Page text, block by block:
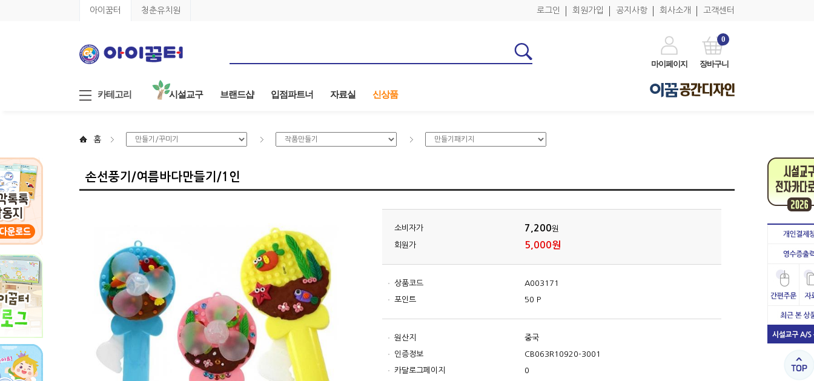
아이꿈터 청춘유치원 로그인 회원가입 공지사항 회사소개 고객센터
마이페이지
0
장바구니
카테고리 시설교구 브랜드샵 입점파트너 자료실 신상품
홈
손선풍기/여름바다만들기/1인
소비자가 7,200원
회원가 5,000원
상품코드 A003171
포인트 50 P
원산지 중국
인증정보 CB063R10920-3001
카달로그페이지 0